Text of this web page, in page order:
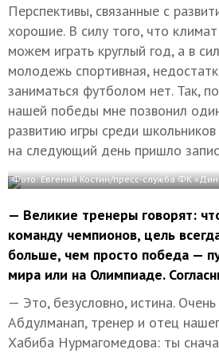
Перспективы, связанные с
хорошие. В силу того, что
можем играть круглый год, а в
молодежь спортивная,
заниматься футболом нет. Так,
нашей победы мне позвонил
развитию игры среди
на следующий день пришло
Фото: Евгений Костин/пресс-служба ФК
— Великие тренеры говорят:
команду чемпионов, цель
больше, чем просто победа —
мира или на Олимпиаде.
— Это, безусловно, истина.
Абдулманап, тренер и отец
Хабиба Нурмагомедова: ты